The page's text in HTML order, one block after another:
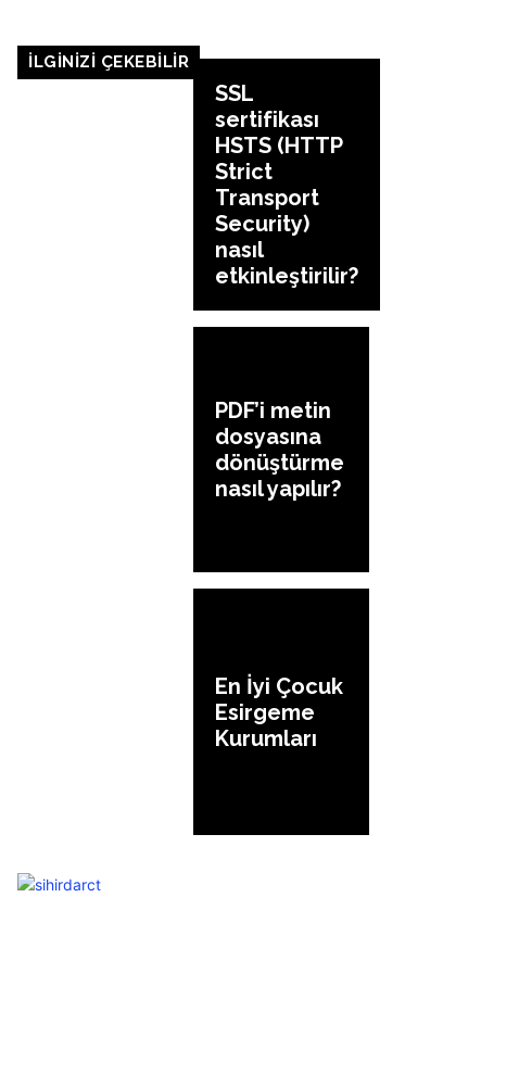
İLGİNİZİ ÇEKEBİLİR
SSL
sertifikası
HSTS (HTTP
Strict
Transport
Security)
nasıl
etkinleştirilir?
PDF’i metin
dosyasına
dönüştürme
nasıl yapılır?
En İyi Çocuk
Esirgeme
Kurumları